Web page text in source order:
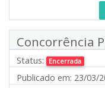
Concorrência
Status: Encerrada
Publicado em: 23/03/